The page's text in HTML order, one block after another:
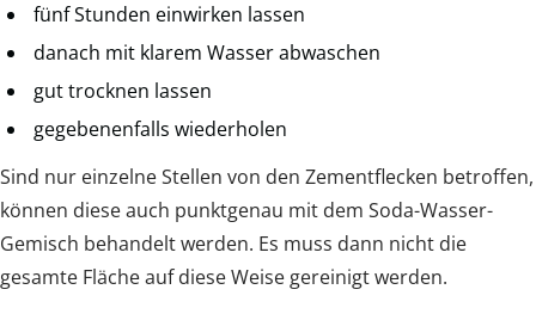
fünf Stunden einwirken lassen
danach mit klarem Wasser abwaschen
gut trocknen lassen
gegebenenfalls wiederholen
Sind nur einzelne Stellen von den Zementflecken betroffen,
können diese auch punktgenau mit dem Soda-Wasser-
Gemisch behandelt werden. Es muss dann nicht die
gesamte Fläche auf diese Weise gereinigt werden.